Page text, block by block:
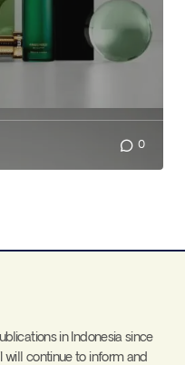
0
in Indonesia since
will continue to inform and